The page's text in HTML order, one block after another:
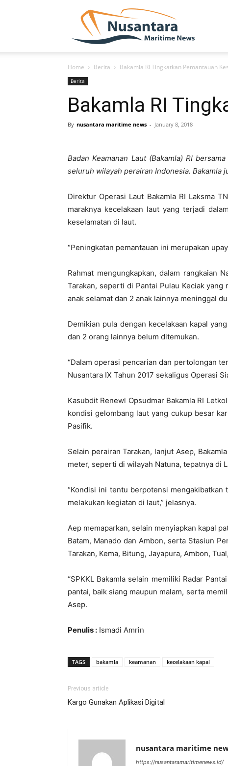
Home Berita Bakamla RI Tingkatkan Pemantauan
Berita
Bakamla RI
By nusantara maritime news - January 8, 2018
Badan Keamanan Laut (Bakamla) RI
seluruh wilayah perairan Indonesia. Bakamla
Direktur Operasi Laut Bakamla RI Laksma
maraknya kecelakaan laut yang terjadi
keselamatan di laut.
“Peningkatan pemantauan ini merupakan
Rahmat mengungkapkan, dalam rangkaian
Tarakan, seperti di Pantai Pulau Keciak
anak selamat dan 2 anak lainnya meninggal
Demikian pula dengan kecelakaan kapal
dan 2 orang lainnya belum ditemukan.
“Dalam operasi pencarian dan pertolongan
Nusantara IX Tahun 2017 sekaligus Operasi
Kasubdit Renewl Opsudmar Bakamla RI
kondisi gelombang laut yang cukup besar
Pasifik.
Selain perairan Tarakan, lanjut Asep,
meter, seperti di wilayah Natuna, tepatnya di
“Kondisi ini tentu berpotensi mengakibatkan
melakukan kegiatan di laut,” jelasnya.
Aep memaparkan, selain menyiapkan kapal
Batam, Manado dan Ambon, serta Stasiun
Tarakan, Kema, Bitung, Jayapura, Ambon,
“SPKKL Bakamla selain memiliki Radar
pantai, baik siang maupun malam, serta
Asep.
Penulis : Ismadi Amrin
TAGS bakamla keamanan kecelakaan kapal
Previous article
Kargo Gunakan Aplikasi Digital
nusantara maritime
https://nusantaramaritimenews.id/